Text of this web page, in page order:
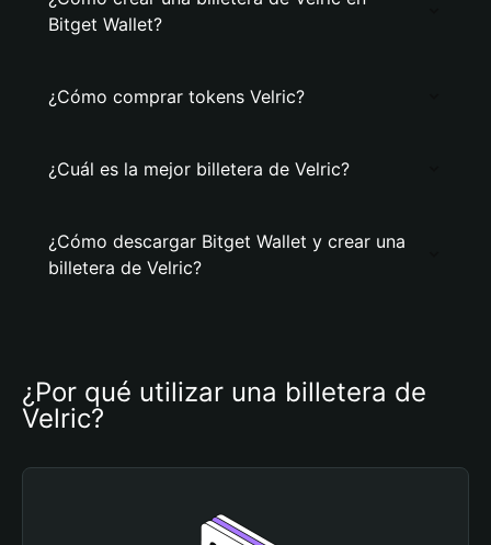
Bitget Wallet?
¿Cómo comprar tokens Velric?
¿Cuál es la mejor billetera de Velric?
¿Cómo descargar Bitget Wallet y crear una
billetera de Velric?
¿Por qué utilizar una billetera de
Velric?